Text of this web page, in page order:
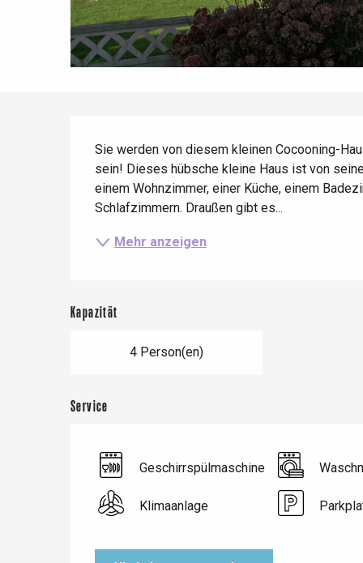
Val-de-Scie
Offranville
Neufchâtel-en-Bray
Sie werden von diesem kleinen Cocooning-
sein! Dieses hübsche kleine Haus ist von
einem Wohnzimmer, einer Küche, einem
Schlafzimmern. Draußen gibt es...
Mehr anzeigen
Kapazität
4 Person(en)
Service
Geschirrspülmaschine
Klimaanlage